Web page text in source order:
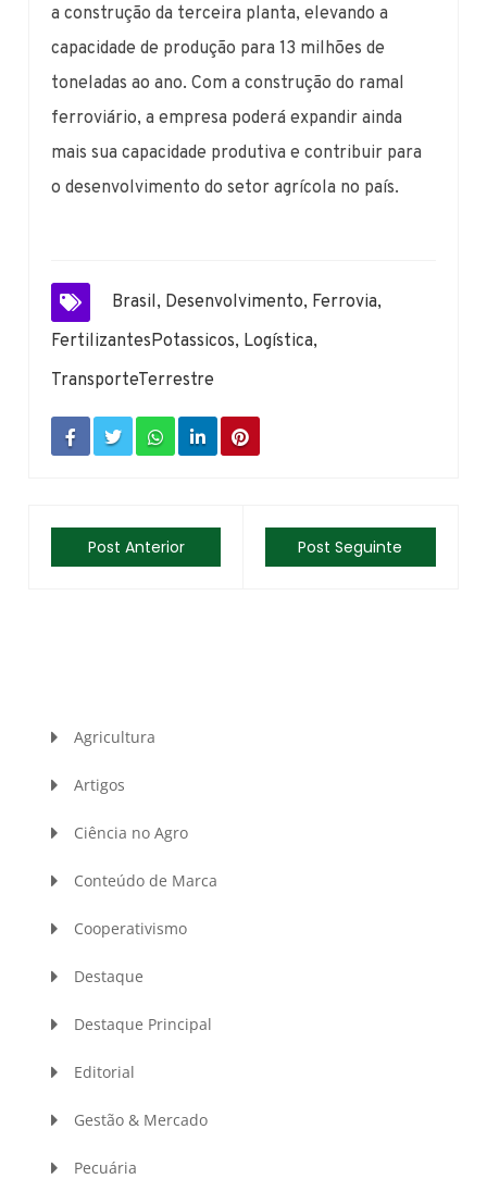
a construção da terceira planta, elevando a
capacidade de produção para 13 milhões de
toneladas ao ano. Com a construção do ramal
ferroviário, a empresa poderá expandir ainda
mais sua capacidade produtiva e contribuir para
o desenvolvimento do setor agrícola no país.
Brasil, Desenvolvimento, Ferrovia,
FertilizantesPotassicos, Logística,
TransporteTerrestre
Post Anterior Post Seguinte
Agricultura
Artigos
Ciência no Agro
Conteúdo de Marca
Cooperativismo
Destaque
Destaque Principal
Editorial
Gestão & Mercado
Pecuária